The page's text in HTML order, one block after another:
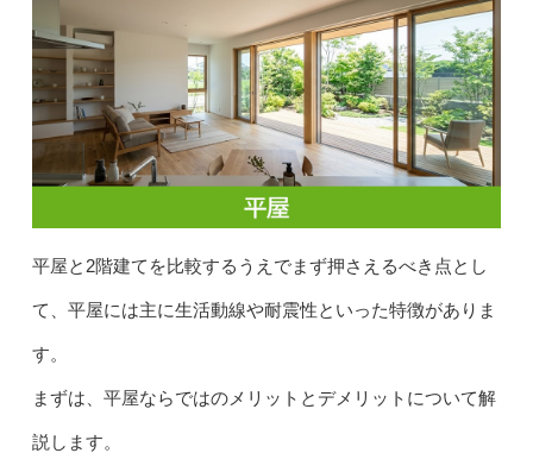
平屋と2階建てを比較するうえでまず押さえるべき点とし
て、平屋には主に生活動線や耐震性といった特徴がありま
す。
まずは、平屋ならではのメリットとデメリットについて解
説します。